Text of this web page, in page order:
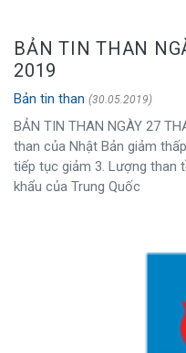
BẢN TIN THAN
2019
Bản tin than (30.05.2019)
BẢN TIN THAN NGÀY 27
than của Nhật Bản giảm
tiếp tục giảm 3. Lượng than
khẩu của Trung Quốc